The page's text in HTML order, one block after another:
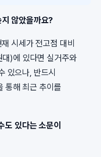
않았을까요?
시세가 전고점 대비
)에 있다면 실거주와
있으나, 반드시
통해 최근 추이를
있다는 소문이